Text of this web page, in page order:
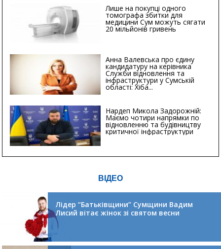
Лише на покупці одного
томографа збитки для
медицини Сум можуть сягати
20 мільйонів гривень
Анна Валевська про єдину
кандидатуру на керівника
Служби відновлення та
інфраструктури у Сумській
області: Хіба...
Нардеп Микола Задорожній:
Маємо чотири напрямки по
відновленню та будівництву
критичної інфраструктури
ВІДЕО
Лідер “Батьківщини” Сумщини Вадим
Лисий вітає жінок зі святом весни